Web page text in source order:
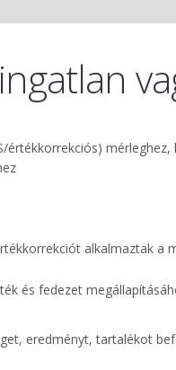
értékkorrekciós)
alkalmaztak a
és fedezet
eredményt, tartalékot